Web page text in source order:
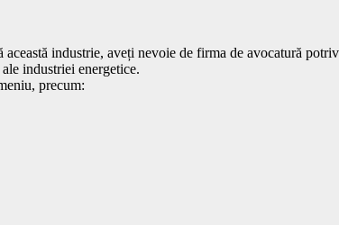
industrie, aveți nevoie de firma de avocatură
industriei energetice.
precum: